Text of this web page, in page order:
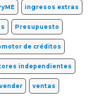
ingresos extras
Presupuesto
de créditos
independientes
vender ventas